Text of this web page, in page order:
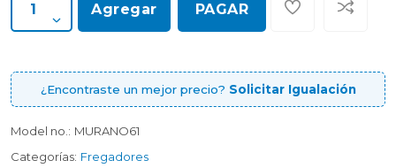
Agregar PAGAR
¿Encontraste un mejor precio? Solicitar Igualación
Model no.: MURANO61
Categorías: Fregadores